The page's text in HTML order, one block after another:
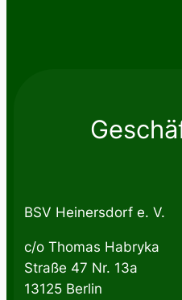
BSV Heinersdorf e. V.
c/o Thomas Habryka
Straße 47 Nr. 13a
13125 Berlin